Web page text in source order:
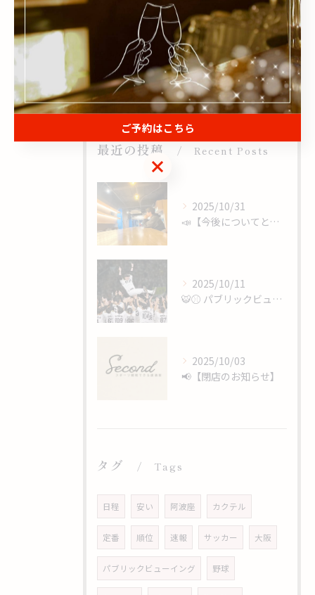
サッカー
おしゃれ
食事
二次会
最近の投稿 Recent Posts
2025/10/31
📣【今後についてと、心からのありがとうを】
2025/10/11
🐯⚾️ パブリックビューイング開催 ⚾️🐯
2025/10/03
📢【閉店のお知らせ】
タグ Tags
日程 安い 阿波座 カクテル
定番 順位 速報 サッカー 大阪
パブリックビューイング 野球
ご予約はこちら
ご予約はこちら